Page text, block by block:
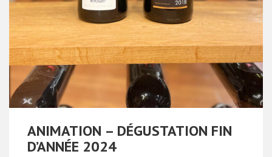
ANIMATION – DÉGUSTATION FIN
D’ANNÉE 2024